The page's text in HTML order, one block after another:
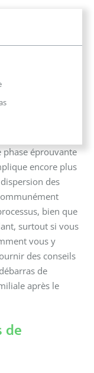
phase éprouvante
encore plus
des
bien que
surtout si vous
vous y
des conseils
de
après le
de